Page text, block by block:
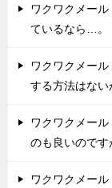
ワクワクメー
ているなら…。
ワクワクメー
する方法はな
ワクワクメー
のも良いのです
ワクワクメー